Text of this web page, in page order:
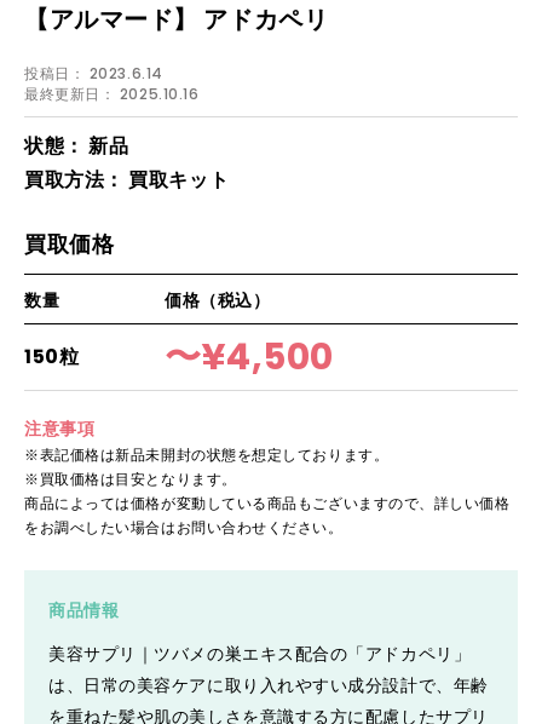
【アルマード】 アドカペリ
投稿日： 2023.6.14
最終更新日： 2025.10.16
状態： 新品
買取方法： 買取キット
買取価格
数量 価格 （税込）
150粒 〜¥4,500
注意事項
※表記価格は新品未開封の状態を想定しております。
※買取価格は目安となります。
商品によっては価格が変動している商品もございますので、詳しい価格
をお調べしたい場合はお問い合わせください。
商品情報
美容サプリ｜ツバメの巣エキス配合の「アドカペリ」
は、日常の美容ケアに取り入れやすい成分設計で、年齢
を重ねた髪や肌の美しさを意識する方に配慮したサプリ